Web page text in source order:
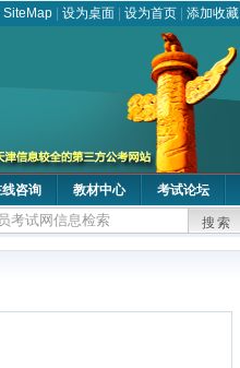
SiteMap 设为桌面 设为首页 添加收藏
咨询 教材中心 考试论坛
搜索